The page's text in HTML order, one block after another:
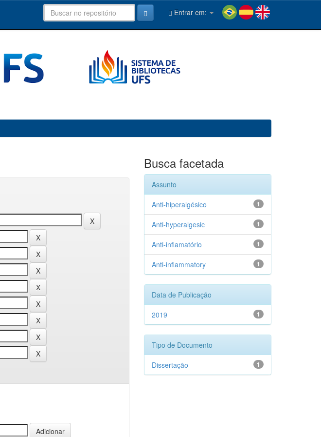
Entrar em:
Busca facetada
Assunto
1
Anti-hiperalgésico
1
Anti-hyperalgesic
1
Anti-inflamatório
1
Anti-inflammatory
Data de Publicação
1
2019
Tipo de Documento
1
Dissertação